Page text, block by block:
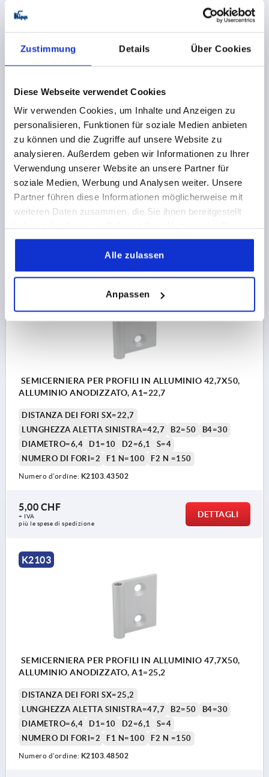
Zustimmung Details Über Cookies
Diese Webseite verwendet Cookies
Wir verwenden Cookies, um Inhalte und Anzeigen zu
personalisieren, Funktionen für soziale Medien anbieten
zu können und die Zugriffe auf unsere Website zu
analysieren. Außerdem geben wir Informationen zu Ihrer
Verwendung unserer Website an unsere Partner für
soziale Medien, Werbung und Analysen weiter. Unsere
Partner führen diese Informationen möglicherweise mit
weiteren Daten zusammen, die Sie ihnen bereitgestellt
gesammelt haben.
Alle zulassen
Anpassen
ALLUMINIO ANODIZZATO, A1=20,2
DISTANZA DEI FORI SX=20,2
LUNGHEZZA ALETTA SINISTRA=37,7
B2=50
DIAMETRO=6,4
D1=10 D2=6,1
NUMERO DI FORI=2
F1 N=100 F2 N =150
Numero d’ordine:K2103.38502
K2103
SEMICERNIERA PER PROFILI IN ALLUMINIO 42,7X50,
ALLUMINIO ANODIZZATO, A1=22,7
DISTANZA DEI FORI SX=22,7
LUNGHEZZA ALETTA SINISTRA=42,7
B2=50
B4=30
DIAMETRO=6,4
D1=10 D2=6,1
S=4
NUMERO DI FORI=2
F1 N=100 F2 N =150
Numero d’ordine: K2103.43502
5,00 CHF
+ IVA
più le spese di spedizione
DETTAGLI
K2103
SEMICERNIERA PER PROFILI IN ALLUMINIO 47,7X50,
ALLUMINIO ANODIZZATO, A1=25,2
DISTANZA DEI FORI SX=25,2
LUNGHEZZA ALETTA SINISTRA=47,7
B2=50
B4=30
DIAMETRO=6,4
D1=10 D2=6,1
S=4
NUMERO DI FORI=2
F1 N=100 F2 N =150
Numero d’ordine: K2103.48502